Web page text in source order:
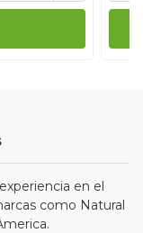
en el
como Natural